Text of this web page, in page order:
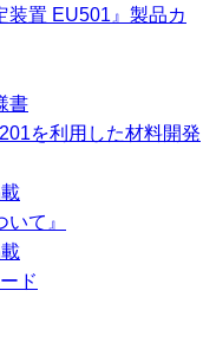
装置 EU501』製品カ
書
を利用した材料開発
て』
ド